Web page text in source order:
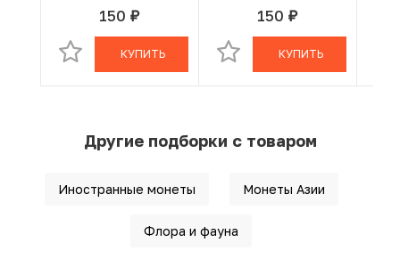
150 руб.
В КОРЗИНЕ
КУПИТЬ
150 руб.
В КОРЗИНЕ
КУПИТЬ
Другие подборки с товаром
Иностранные монеты Монеты Азии
Флора и фауна